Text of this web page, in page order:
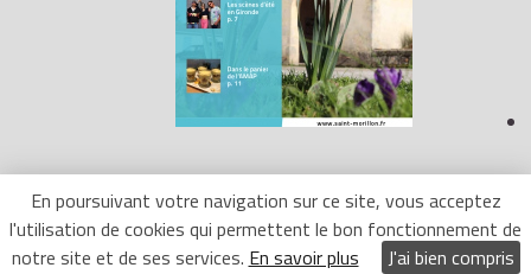
En poursuivant votre navigation sur ce site, vous acceptez
l'utilisation de cookies qui permettent le bon fonctionnement de
notre site et de ses services. En savoir plus J'ai bien compris
Mentions Légales - Site réalisé parLR Marketing